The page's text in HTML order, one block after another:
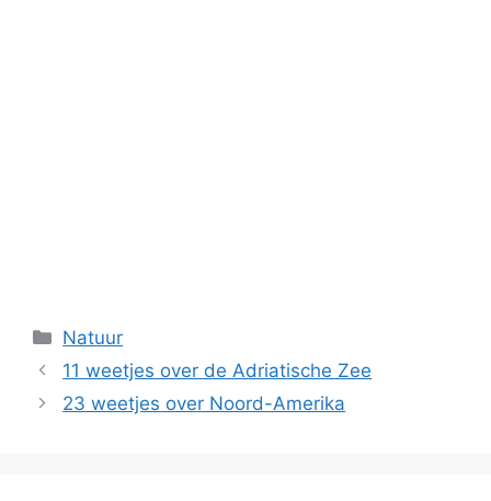
Categorieën
Natuur
11 weetjes over de Adriatische Zee
23 weetjes over Noord-Amerika